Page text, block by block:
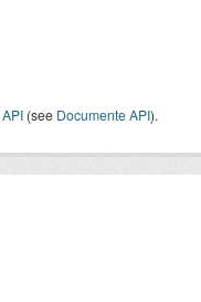
API (see Documente API).